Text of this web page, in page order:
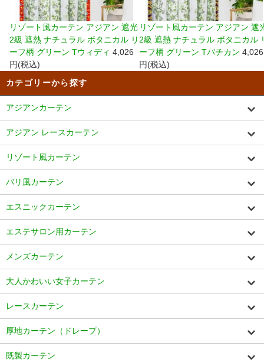
リゾート風カーテン アジアン 遮光
2級 遮熱 ナチュラル ボタニカル リ
ーフ柄 グリーン Tウィディ 4,026
円(税込)
リゾート風カーテン アジアン 遮
2級 遮熱 ナチュラル ボタニカル
ーフ柄 グリーン Tバチカン 4,026
円(税込)
カテゴリーから探す
アジアンカーテン
アジアン レースカーテン
リゾート風カーテン
バリ風カーテン
エスニックカーテン
エステサロン用カーテン
メンズカーテン
大人かわいい女子カーテン
レースカーテン
厚地カーテン（ドレープ）
既製カーテン